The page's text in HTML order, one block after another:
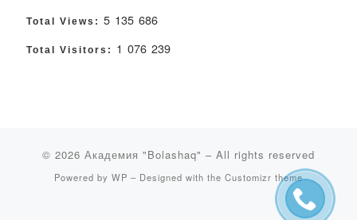
Total Views: 5 135 686
Total Visitors: 1 076 239
© 2026 Академия "Bolashaq" – All rights reserved
Powered by WP – Designed with the Customizr theme